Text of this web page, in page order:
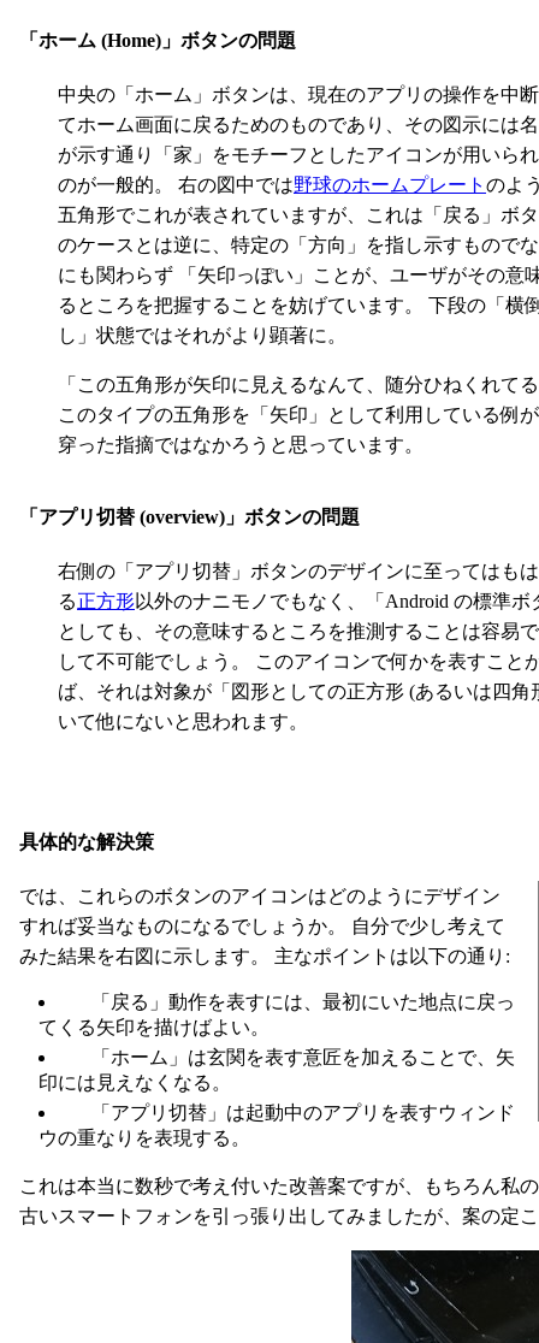
「ホーム (Home)」ボタンの問題
中央の「ホーム」ボタンは、現在のアプリの操作を中
てホーム画面に戻るためのものであり、その図示には
が示す通り「家」をモチーフとしたアイコンが用いら
のが一般的。 右の図中では野球のホームプレート のよ
五角形でこれが表されていますが、これは「戻る」ボ
のケースとは逆に、特定の「方向」を指し示すもので
にも関わらず 「矢印っぽい」ことが、ユーザがその意
るところを把握することを妨げています。 下段の「横
し」状態ではそれがより顕著に。
「この五角形が矢印に見えるなんて、随分ひねくれて
このタイプの五角形を「矢印」として利用している例
穿った指摘ではなかろうと思っています。
「アプリ切替 (overview)」ボタンの問題
右側の「アプリ切替」ボタンのデザインに至ってはも
る正方形以外のナニモノでもなく、「Android の標準
としても、その意味するところを推測することは容易
して不可能でしょう。 このアイコンで何かを表すこと
ば、それは対象が「図形としての正方形 (あるいは四
いて他にないと思われます。
具体的な解決策
では、これらのボタンのアイコンはどのようにデザイン
すれば妥当なものになるでしょうか。 自分で少し考えて
みた結果を右図に示します。 主なポイントは以下の通り:
「戻る」動作を表すには、最初にいた地点に戻っ
てくる矢印を描けばよい。
「ホーム」は玄関を表す意匠を加えることで、矢
印には見えなくなる。
「アプリ切替」は起動中のアプリを表すウィンド
ウの重なりを表現する。
これは本当に数秒で考え付いた改善案ですが、もちろん私
古いスマートフォンを引っ張り出してみましたが、案の定